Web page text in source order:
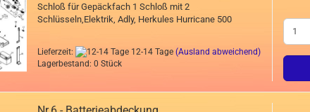
Schloß für Gepäckfach 1 Schloß mit 2
Schlüsseln,Elektrik, Adly, Herkules Hurricane 500
Lieferzeit: 12-14 Tage (Ausland abweichend)
Lagerbestand: 0 Stück